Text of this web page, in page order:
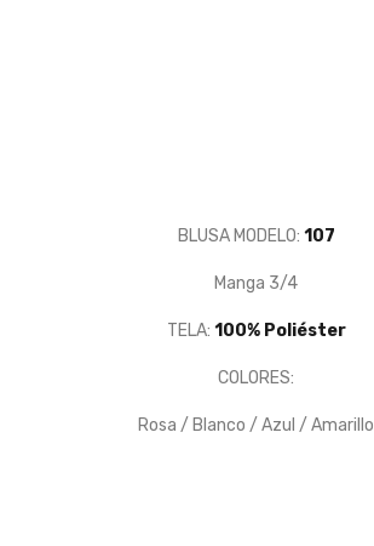
BLUSA MODELO: 107
Manga 3/4
TELA: 100% Poliéster
COLORES:
Rosa / Blanco / Azul / Amarillo